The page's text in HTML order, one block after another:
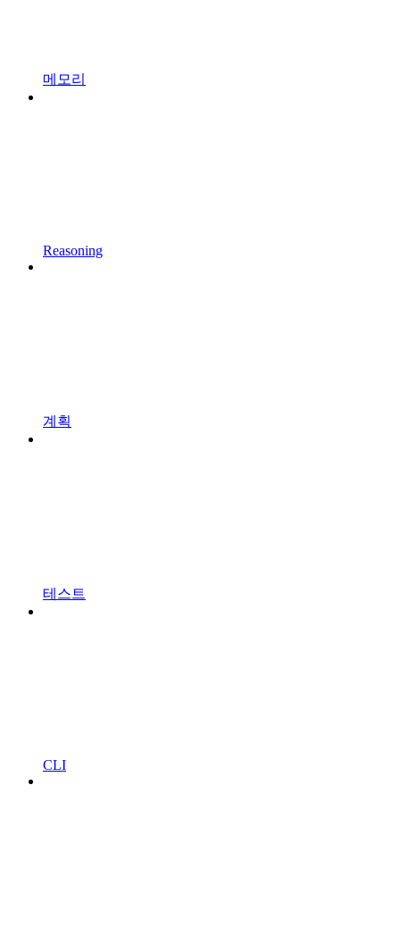
메모리
Reasoning
계획
테스트
CLI